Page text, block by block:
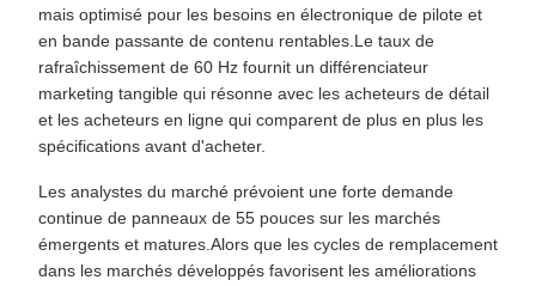
mais optimisé pour les besoins en électronique de pilote et
en bande passante de contenu rentables.Le taux de
rafraîchissement de 60 Hz fournit un différenciateur
marketing tangible qui résonne avec les acheteurs de détail
et les acheteurs en ligne qui comparent de plus en plus les
spécifications avant d'acheter.
Les analystes du marché prévoient une forte demande
continue de panneaux de 55 pouces sur les marchés
émergents et matures.Alors que les cycles de remplacement
dans les marchés développés favorisent les améliorations